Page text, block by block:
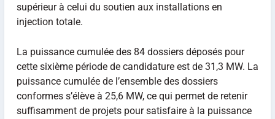
supérieur à celui du soutien aux installations en
injection totale.
La puissance cumulée des 84 dossiers déposés pour
cette sixième période de candidature est de 31,3 MW. La
puissance cumulée de l’ensemble des dossiers
conformes s’élève à 25,6 MW, ce qui permet de retenir
suffisamment de projets pour satisfaire à la puissance